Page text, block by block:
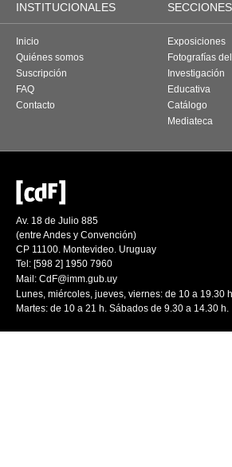
INSTITUCIONALES SECCIONES
Inicio
Quiénes somos
Suscripción
FAQ
Contacto
Exposiciones
Fotografías
Investigación
Educativa
Catálogo
Mediateca
Av. 18 de Julio 885
(entre Andes y Convención)
CP 11100. Montevideo. Uruguay
Tel: [598 2] 1950 7960
Mail: CdF@imm.gub.uy
Lunes, miércoles, jueves, viernes: de 10 a 19.30
Martes: de 10 a 21 h. Sábados de 9.30 a 14.30 h.